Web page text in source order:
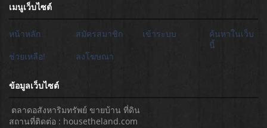
เมนูเว็บไซต์
หน้าหลัก สมัครสมาชิก เข้าระบบ
ค้นหาในเว็บ
นี้
ช่วยเหลือ!
ลงโฆษณา
ข้อมูลเว็บไซต์
ตลาดอสังหาริมทรัพย์ ขายบ้าน ที่ดิน
สถานที่ติดต่อ : housetheland.com